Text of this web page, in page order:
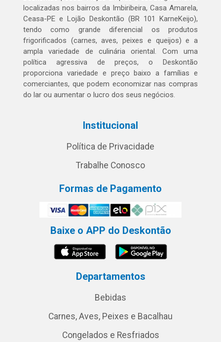
localizadas nos bairros da Imbiribeira, Casa Amarela,
Ceasa-PE e Lojão Deskontão (BR 101 KarneKeijo),
tendo como grande diferencial os produtos
frigorificados (carnes, aves, peixes e queijos) e a
ampla variedade de culinária oriental. Com uma
política agressiva de preços, o Deskontão
proporciona variedade e preço baixo a famílias e
comerciantes, que podem economizar nas compras
do lar ou aumentar o lucro dos seus negócios.
Institucional
Política de Privacidade
Trabalhe Conosco
Formas de Pagamento
Baixe o APP do Deskontão
Departamentos
Bebidas
Carnes, Aves, Peixes e Bacalhau
Congelados e Resfriados